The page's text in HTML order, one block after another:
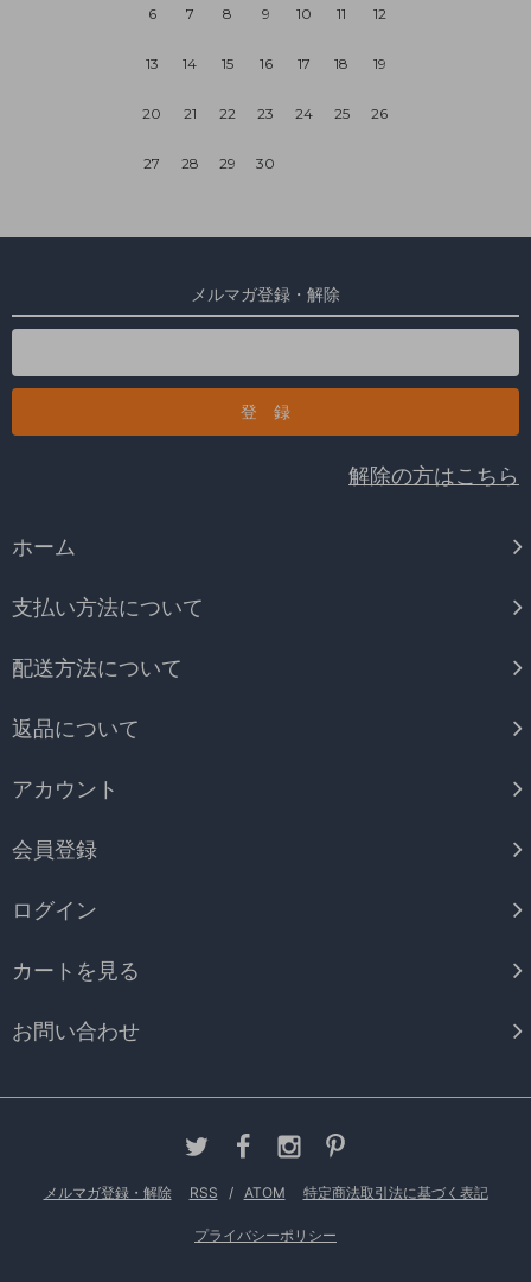
6 7 8 9 10 11 12
13 14 15 16 17 18 19
20 21 22 23 24 25 26
27 28 29 30
メルマガ登録・解除
解除の方はこちら
ホーム
支払い方法について
配送方法について
返品について
アカウント
会員登録
ログイン
カートを見る
お問い合わせ
メルマガ登録・解除 RSS / ATOM 特定商法取引法に基づく表記
プライバシーポリシー